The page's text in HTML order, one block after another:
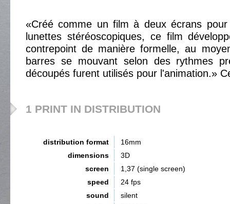
«Créé comme un film à deux écrans
lunettes stéréoscopiques, ce film
contrepoint de manière formelle, au
barres se mouvant selon des rythmes
découpés furent utilisés pour l'animation.»
1 PRINT IN DISTRIBUTION
distribution format
16mm
dimensions
3D
screen
1,37 (single screen)
speed
24 fps
sound
silent